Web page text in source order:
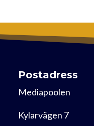
Postadress
Mediapoolen
Kylarvägen 7